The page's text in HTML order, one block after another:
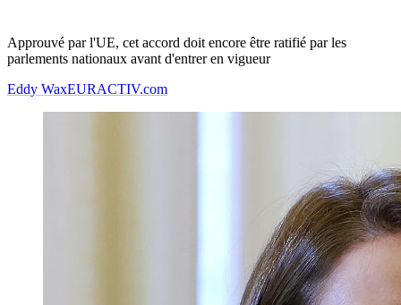
Approuvé par l'UE, cet accord doit encore être ratifié par les
parlements nationaux avant d'entrer en vigueur
Eddy WaxEURACTIV.com